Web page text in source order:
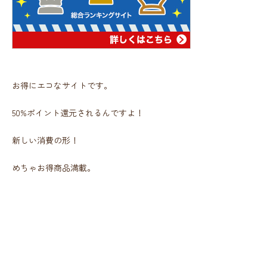
お得にエコなサイトです。
50%ポイント還元されるんですよ！
新しい消費の形！
めちゃお得商品満載。